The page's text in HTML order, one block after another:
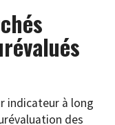
indicateur à long
des